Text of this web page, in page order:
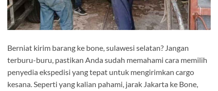
Berniat kirim barang ke bone, sulawesi selatan? Jangan
terburu-buru, pastikan Anda sudah memahami cara memilih
penyedia ekspedisi yang tepat untuk mengirimkan cargo
kesana. Seperti yang kalian pahami, jarak Jakarta ke Bone,